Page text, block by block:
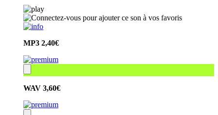
MP3 2,40€
WAV 3,60€